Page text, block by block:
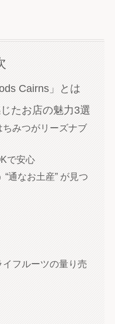
Cairns」とは
たお店の魅力3選
みつがリーズナブ
で安心
通なお土産” が見つ
フルーツの量り売